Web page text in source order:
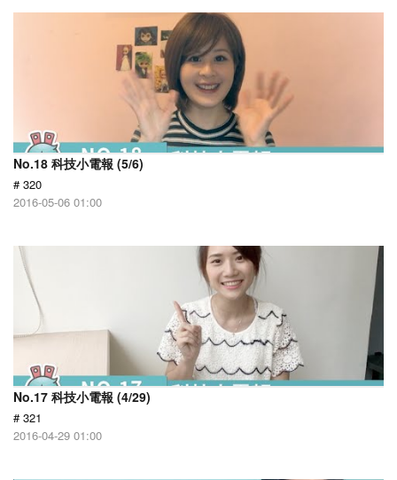
No.18 科技小電報 (5/6)
# 320
2016-05-06 01:00
No.17 科技小電報 (4/29)
# 321
2016-04-29 01:00